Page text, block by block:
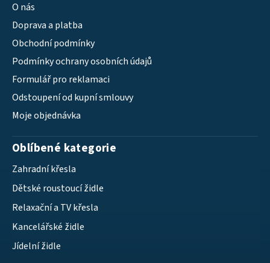
O nás
Doprava a platba
Obchodní podmínky
Podmínky ochrany osobních údajů
Formulář pro reklamaci
Odstoupení od kupní smlouvy
Moje objednávka
Oblíbené kategorie
Zahradní křesla
Dětské roustoucí židle
Relaxační a TV křesla
Kancelářské židle
Jídelní židle